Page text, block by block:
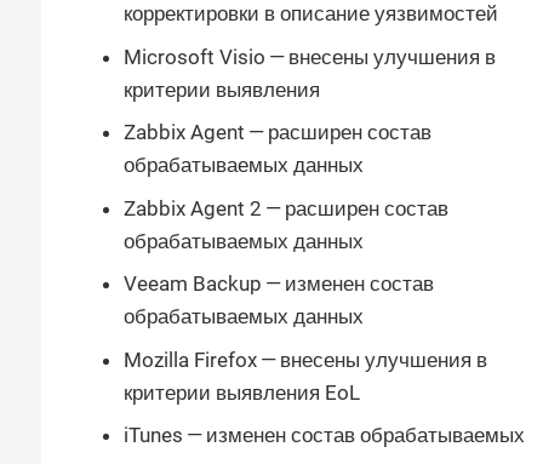
корректировки в описание уязвимостей
Microsoft Visio — внесены улучшения в
критерии выявления
Zabbix Agent — расширен состав
обрабатываемых данных
Zabbix Agent 2 — расширен состав
обрабатываемых данных
Veeam Backup — изменен состав
обрабатываемых данных
Mozilla Firefox — внесены улучшения в
критерии выявления EoL
iTunes — изменен состав обрабатываемых